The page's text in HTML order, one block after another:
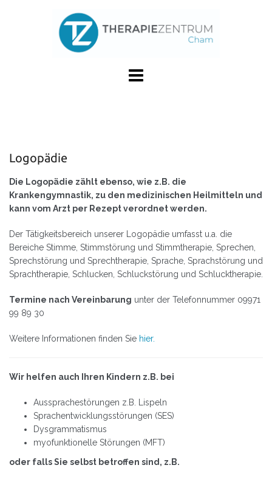
Logopädie
Die Logopädie zählt ebenso, wie z.B. die
Krankengymnastik, zu den medizinischen Heilmitteln und
kann vom Arzt per Rezept verordnet werden.
Der Tätigkeitsbereich unserer Logopädie umfasst u.a. die
Bereiche Stimme, Stimmstörung und Stimmtherapie, Sprechen,
Sprechstörung und Sprechtherapie, Sprache, Sprachstörung und
Sprachtherapie, Schlucken, Schluckstörung und Schlucktherapie.
Termine nach Vereinbarung unter der Telefonnummer 09971
99 89 30
Weitere Informationen finden Sie hier.
Wir helfen auch Ihren Kindern z.B. bei
Aussprachestörungen z.B. Lispeln
Sprachentwicklungsstörungen (SES)
Dysgrammatismus
myofunktionelle Störungen (MFT)
oder falls Sie selbst betroffen sind, z.B.